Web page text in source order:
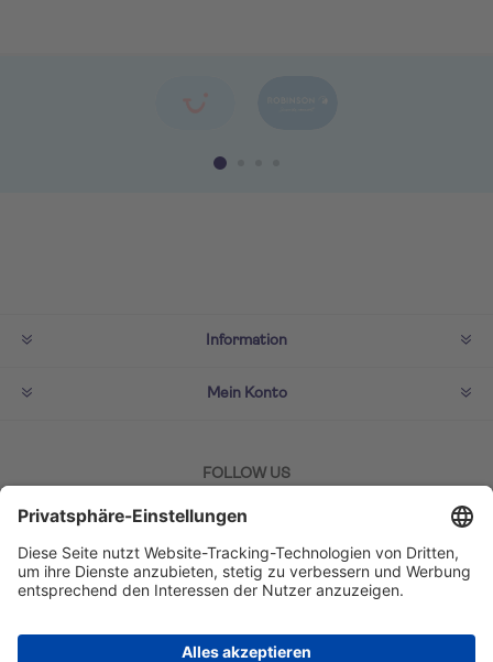
Information
Mein Konto
FOLLOW US
ZAHLMETHODEN